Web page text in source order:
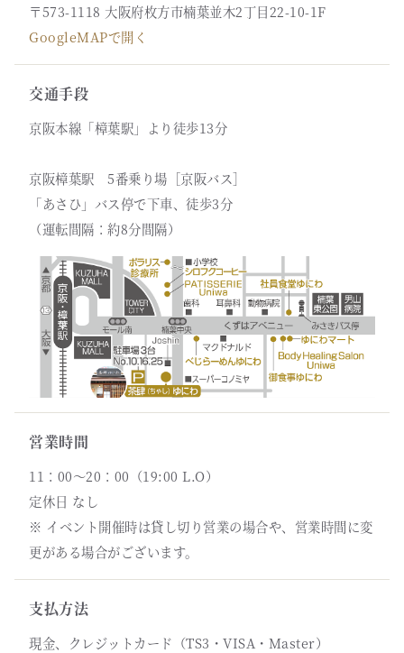
〒573-1118 大阪府枚方市楠葉並木2丁目22-10-1F
GoogleMAPで開く
交通手段
京阪本線「樟葉駅」より徒歩13分
京阪樟葉駅 5番乗り場［京阪バス］
「あさひ」バス停で下車、徒歩3分
（運転間隔：約8分間隔）
営業時間
11：00～20：00（19:00 L.O）
定休日 なし
※ イベント開催時は貸し切り営業の場合や、営業時間に変
更がある場合がございます。
支払方法
現金、クレジットカード（TS3・VISA・Master）